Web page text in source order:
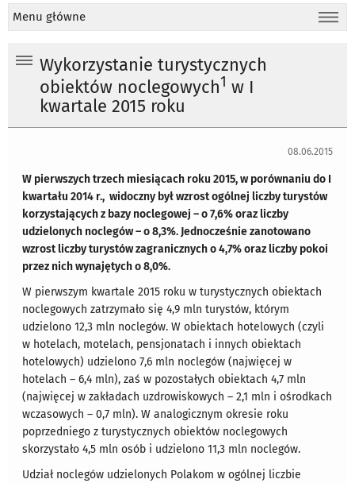
Menu główne
Wykorzystanie turystycznych
obiektów noclegowych1 w I
kwartale 2015 roku
08.06.2015
W pierwszych trzech miesiącach roku 2015, w porównaniu do I
kwartału 2014 r., widoczny był wzrost ogólnej liczby turystów
korzystających z bazy noclegowej – o 7,6% oraz liczby
udzielonych noclegów – o 8,3%. Jednocześnie zanotowano
wzrost liczby turystów zagranicznych o 4,7% oraz liczby pokoi
przez nich wynajętych o 8,0%.
W pierwszym kwartale 2015 roku w turystycznych obiektach
noclegowych zatrzymało się 4,9 mln turystów, którym
udzielono 12,3 mln noclegów. W obiektach hotelowych (czyli
w hotelach, motelach, pensjonatach i innych obiektach
hotelowych) udzielono 7,6 mln noclegów (najwięcej w
hotelach – 6,4 mln), zaś w pozostałych obiektach 4,7 mln
(najwięcej w zakładach uzdrowiskowych – 2,1 mln i ośrodkach
wczasowych – 0,7 mln). W analogicznym okresie roku
poprzedniego z turystycznych obiektów noclegowych
skorzystało 4,5 mln osób i udzielono 11,3 mln noclegów.
Udział noclegów udzielonych Polakom w ogólnej liczbie